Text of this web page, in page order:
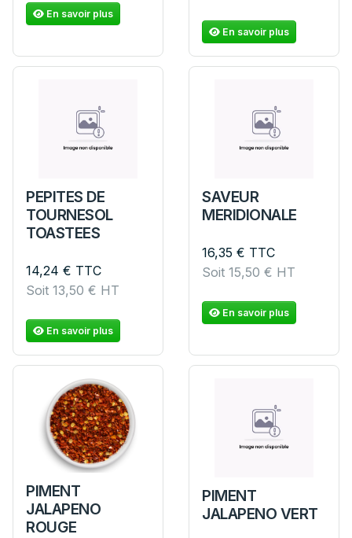
En savoir plus
En savoir plus
PEPITES DE
TOURNESOL
TOASTEES
14,24 € TTC
Soit 13,50 € HT
En savoir plus
SAVEUR
MERIDIONALE
16,35 € TTC
Soit 15,50 € HT
En savoir plus
PIMENT
JALAPENO
ROUGE
PIMENT
JALAPENO VERT